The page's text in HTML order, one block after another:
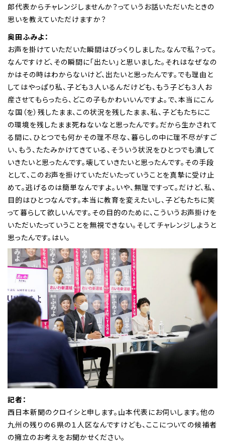
郎代表からチャレンジしませんか？っていうお話いただいたときの
思いを教えていただけますか？
奥田ふみよ：
お声を掛けていただいた瞬間はびっくりしました。なんで私？って。
なんですけど、その瞬間に「出たい」と思いました。それはなぜなの
かはその時はわからないけど、出たいと思ったんです。でも理由と
してはやっぱり私、子ども３人いるんだけども、もう子ども３人お
産させてもらったら、どこの子もかわいいんですよ。で、本当にこん
な国（を）残したまま、この状況を残したまま、私、子どもたちにこ
の環境を残したまま死ねないなと思ったんです。だから生かされて
る間に、ひとつでも何かその理不尽な、暮らしの中に理不尽がすご
い、もう、たたみかけてきている、そういう状況をひとつでも潰して
いきたいと思ったんです。壊していきたいと思ったんです。その手段
として、このお声を掛けていただいたっていうことを真摯に受け止
めて。逃げるのは簡単なんですよ。いや、無理ですって。だけど、私、
目的はひとつなんです。本当に教育を変えたいし、子どもたちに笑
って暮らして欲しいんです。その目的のために、こういうお声掛けを
いただいたっていうことを無視できない。そしてチャレンジしようと
思ったんです。はい。
記者：
西日本新聞のクロイシと申します。山本代表にお伺いします。他の
九州の残りの６県の１人区なんですけども、ここについての候補者
の擁立のお考えをお聞かせください。